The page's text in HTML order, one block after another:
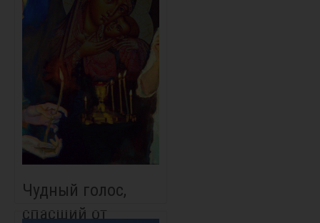
Чудный голос,
спасший от